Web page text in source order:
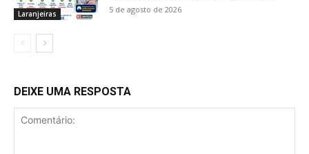
Laranjeiras 5 de agosto de 2026
DEIXE UMA RESPOSTA